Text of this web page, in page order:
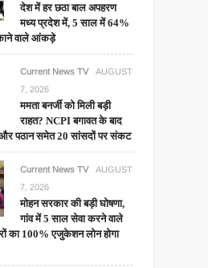
देश में हर छठा बाल अपहरण
मध्य प्रदेश में, 5 साल में 64%
वाले आंकड़े
Current News TV
AUGUST
7, 2026
ममता बनर्जी को मिली बड़ी
राहत? NCPI बगावत के बाद
और पठान समेत 20 सांसदों पर संकट
Current News TV
AUGUST
7, 2026
मोहन सरकार की बड़ी घोषणा,
गांव में 5 साल सेवा करने वाले
का 100% एजुकेशन लोन होगा